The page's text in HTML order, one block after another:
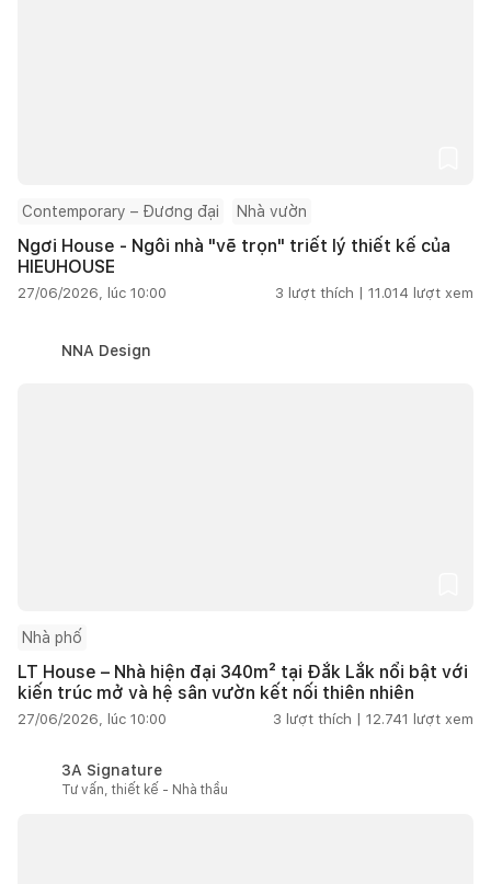
Contemporary – Đương đại Nhà vườn
Ngơi House - Ngôi nhà "vẽ trọn" triết lý thiết kế của
HIEUHOUSE
27/06/2026, lúc 10:00 3 lượt thích | 11.014 lượt xem
NNA Design
Nhà phố
LT House – Nhà hiện đại 340m² tại Đắk Lắk nổi bật với
kiến trúc mở và hệ sân vườn kết nối thiên nhiên
27/06/2026, lúc 10:00 3 lượt thích | 12.741 lượt xem
3A Signature
Tư vấn, thiết kế - Nhà thầu